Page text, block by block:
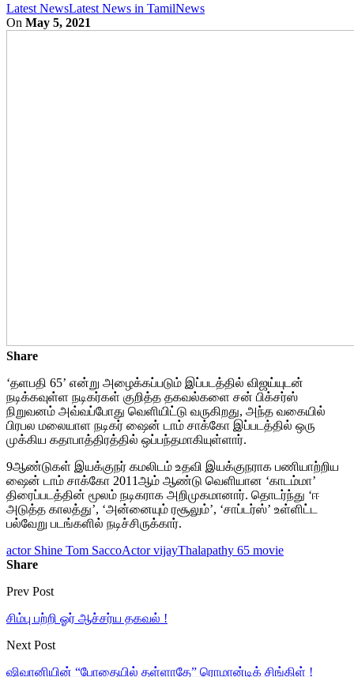
Latest NewsLatest News in TamilNews
On May 5, 2021
Share
‘தளபதி 65’ என்று அழைக்கப்படும் இப்படத்தில் விஜய்யுடன்
நடிக்கவுள்ள நடிகர்கள் குறித்த தகவல்களை சன் பிக்சர்ஸ்
நிறுவனம் அவ்வப்போது வெளியிட்டு வருகிறது, அந்த வகையில்
பிரபல மலையாள நடிகர் ஷைன் டாம் சாக்கோ இப்படத்தில் ஒரு
முக்கிய கதாபாத்திரத்தில் ஒப்பந்தமாகியுள்ளார்.
9ஆண்டுகள் இயக்குநர் கமலிடம் உதவி இயக்குநராக பணியாற்றிய
ஷைன் டாம் சாக்கோ 2011ஆம் ஆண்டு வெளியான ‘காடம்மா’
திரைப்படத்தின் மூலம் நடிகராக அறிமுகமானார். தொடர்ந்து ‘ஈ
அடுத்த காலத்து’, ‘அன்னையும் ரசூலும்’, ‘சாப்டர்ஸ்’ உள்ளிட்ட
பல்வேறு படங்களில் நடிச்சிருக்கார்.
actor Shine Tom SaccoActor vijayThalapathy 65 movie
Share
Prev Post
சிம்பு பற்றி ஓர் ஆச்சர்ய தகவல் !
Next Post
ஷிவானியின் “போதையில் தள்ளாதே” ரொமான்டிக் சிங்கிள் !